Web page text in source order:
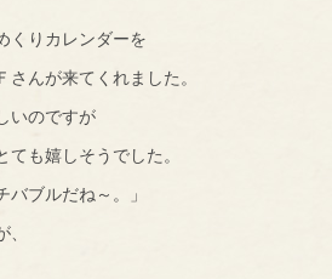
くりカレンダーを
んが来てくれました。
いのですが
も嬉しそうでした。
バブルだね～。」